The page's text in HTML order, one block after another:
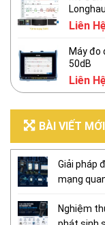
Longhaul
Liên Hệ
Máy đo
50dB
Liên Hệ
BÀI VIẾT MỚI
Giải pháp
mạng
Nghiệm